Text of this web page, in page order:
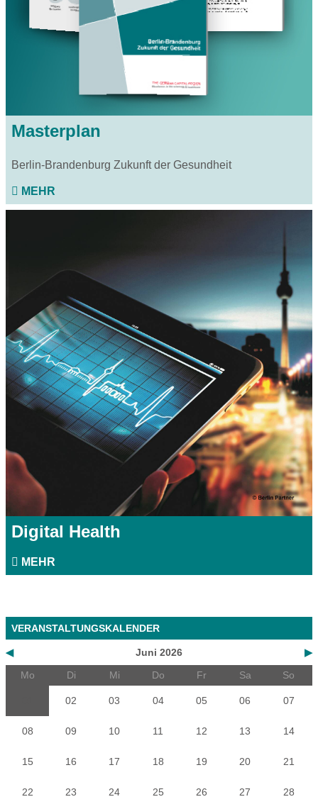
Masterplan
Berlin-Brandenburg Zukunft der Gesundheit
MEHR
Digital Health
MEHR
VERANSTALTUNGSKALENDER
◀ ▶
Juni 2026
Mo
Di Mi Do Fr Sa So
02 03 04 05 06 07
08 09 10 11 12 13 14
15 16 17 18 19 20 21
22 23 24 25 26 27 28